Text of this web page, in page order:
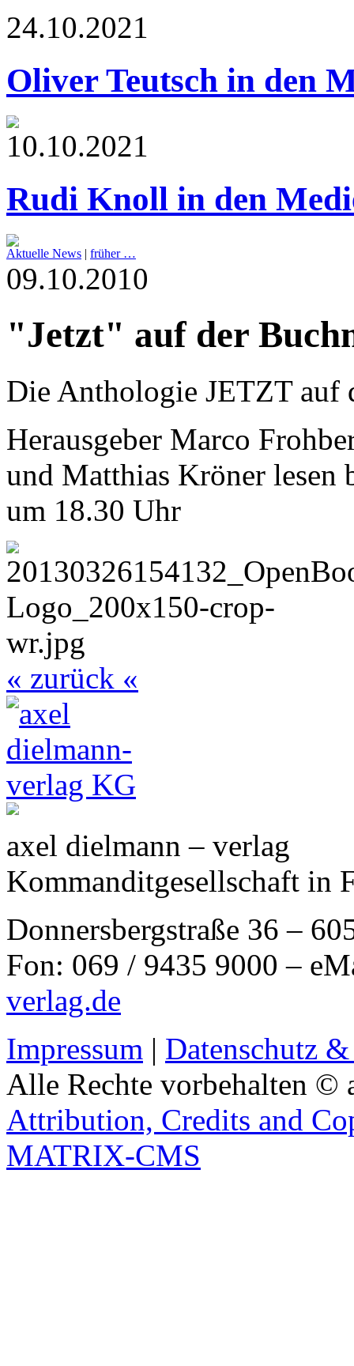
24.10.2021
Oliver Teutsch in den
10.10.2021
Rudi Knoll in den
Aktuelle News | früher …
09.10.2010
"Jetzt" auf der
Die Anthologie JETZT auf
Herausgeber Marco
und Matthias Kröner lesen
um 18.30 Uhr
« zurück «
axel dielmann – verlag
Kommanditgesellschaft in
Donnersbergstraße 36 –
Fon: 069 / 9435 9000 –
verlag.de
Impressum | Datenschutz
Alle Rechte vorbehalten ©
Attribution, Credits and
MATRIX-CMS